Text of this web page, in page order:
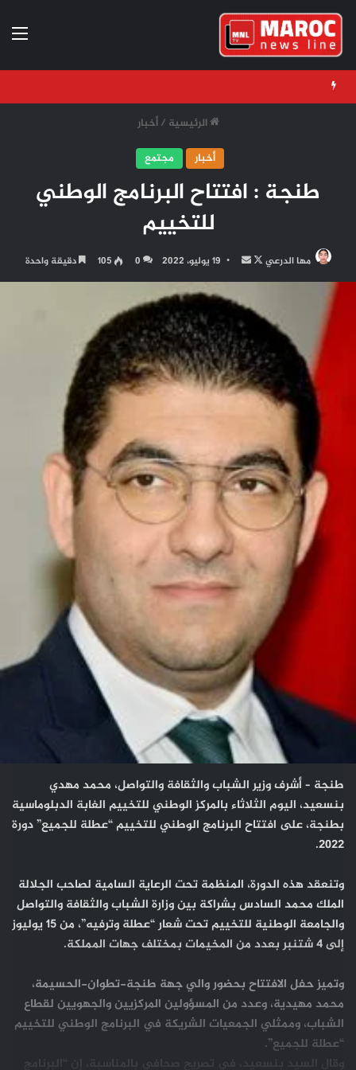
الرئيسية / أخبار
أخبار
مجتمع
طنجة : افتتاح البرنامج الوطني
للتخييم
مها الدرعي
تابع
على
أرسل
بريدا
إلكترونيا
19 يوليو، 2022 0
105 دقيقة واحدة
طنجة – أشرف وزير الشباب والثقافة والتواصل، محمد مهدي
بنسعيد، اليوم الثلاثاء بالمركز الوطني للتخييم الغابة الدبلوماسية
بطنجة، على افتتاح البرنامج الوطني للتخييم “عطلة للجميع” دورة
2022.
وتنعقد هذه الدورة، المنظمة تحت الرعاية السامية لصاحب الجلالة
الملك محمد السادس بشراكة بين وزارة الشباب والثقافة والتواصل
والجامعة الوطنية للتخييم تحت شعار “عطلة وترفيه”، من 15 يوليوز
إلى 4 شتنبر بعدد من المخيمات بمختلف جهات المملكة.
وتميز حفل الافتتاح بحضور والي جهة طنجة-تطوان-الحسيمة،
محمد مهيدية، وعدد من المسؤولين المركزيين والجهويين لقطاع
الشباب، وممثلي الجمعيات الشريكة في البرنامج الوطني للتخييم
“عطلة للجميع”.
وقال السيد بنسعيد، في تصريح صحافي بالمناسبة، إن “البرنامج